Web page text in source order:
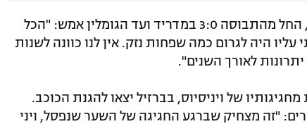
דונארומה התייחס גם לקריסה המקצועית, החל מהתבוסה 3:0 במדריד ועד הגומלין אמש: "הכל
היה לגרום כמה שפחות נזק. אין לנו כוונה לשנות
לאורך השנים".
של ויניסיוס, בברזיל יצאו להגנת הכוכב.
"זה מצחיק שברגע החגיגה של השער שנפסל, ויני